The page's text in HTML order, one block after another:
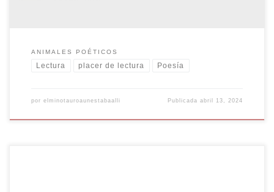
ANIMALES POÉTICOS
Lectura placer de lectura Poesía
por elminotauroaunestabaalli Publicadaabril 13, 2024